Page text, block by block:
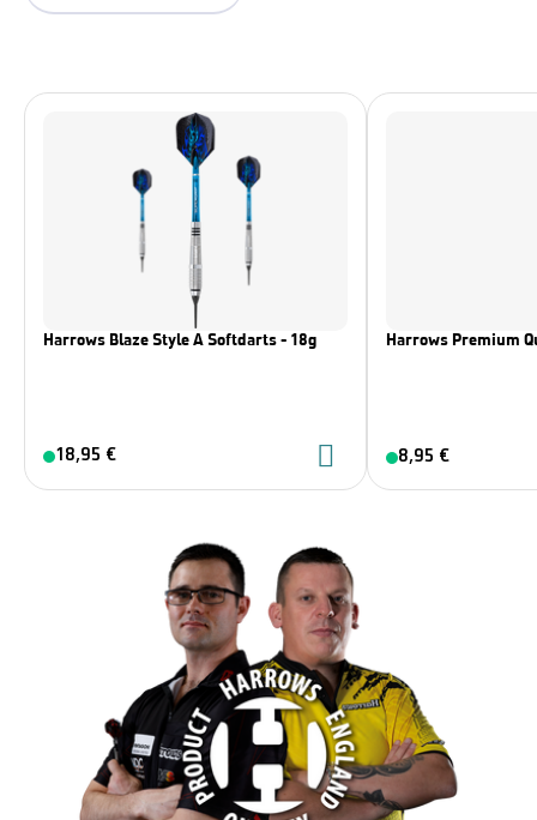
Harrows Blaze Style A Softdarts - 18g
18,95 €
Harrows Premium
8,95 €